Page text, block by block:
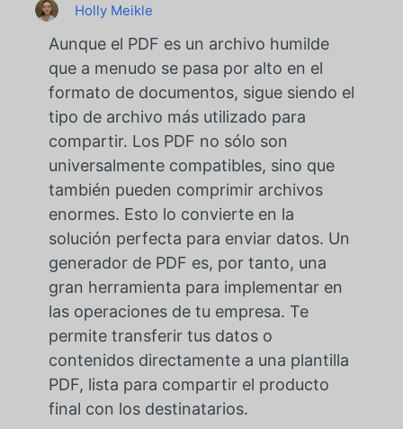
Holly Meikle
Aunque el PDF es un archivo humilde
que a menudo se pasa por alto en el
formato de documentos, sigue siendo el
tipo de archivo más utilizado para
compartir. Los PDF no sólo son
universalmente compatibles, sino que
también pueden comprimir archivos
enormes. Esto lo convierte en la
solución perfecta para enviar datos. Un
generador de PDF es, por tanto, una
gran herramienta para implementar en
las operaciones de tu empresa. Te
permite transferir tus datos o
contenidos directamente a una plantilla
PDF, lista para compartir el producto
final con los destinatarios.